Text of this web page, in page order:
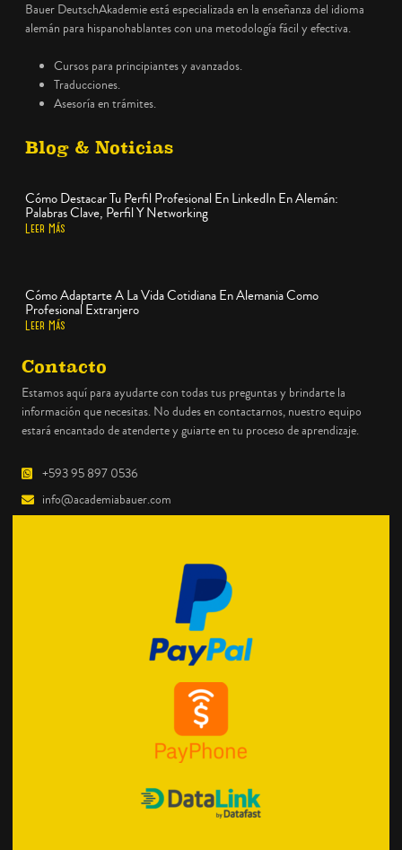
Bauer DeutschAkademie está especializada en la enseñanza del idioma
alemán para hispanohablantes con una metodología fácil y efectiva.
Cursos para principiantes y avanzados.
Traducciones.
Asesoría en trámites.
Blog & Noticias
Cómo Destacar Tu Perfil Profesional En LinkedIn En Alemán:
Palabras Clave, Perfil Y Networking
Leer Más
Cómo Adaptarte A La Vida Cotidiana En Alemania Como
Profesional Extranjero
Leer Más
Contacto
Estamos aquí para ayudarte con todas tus preguntas y brindarte la
información que necesitas. No dudes en contactarnos, nuestro equipo
estará encantado de atenderte y guiarte en tu proceso de aprendizaje.
+593 95 897 0536
info@academiabauer.com